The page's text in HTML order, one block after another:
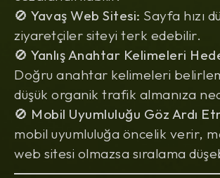
🚫 Yavaş Web Sitesi: Sayfa hızı
ziyaretçiler siteyi terk edebilir.
🚫 Yanlış Anahtar Kelimeleri
Doğru anahtar kelimeleri
düşük organik trafik almanıza
🚫 Mobil Uyumluluğu Göz Ardı
mobil uyumluluğa öncelik verir,
web sitesi olmazsa sıralama